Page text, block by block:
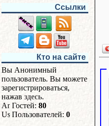
Ссылки
Кто на сайте
Вы Анонимный
пользователь. Вы можете
зарегистрироваться,
нажав здесь.
Гостей: 80
Пользователей: 0